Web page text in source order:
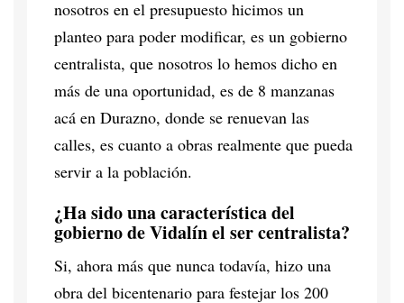
nosotros en el presupuesto hicimos un
planteo para poder modificar, es un gobierno
centralista, que nosotros lo hemos dicho en
más de una oportunidad, es de 8 manzanas
acá en Durazno, donde se renuevan las
calles, es cuanto a obras realmente que pueda
servir a la población.
¿Ha sido una característica del
gobierno de Vidalín el ser centralista?
Si, ahora más que nunca todavía, hizo una
obra del bicentenario para festejar los 200